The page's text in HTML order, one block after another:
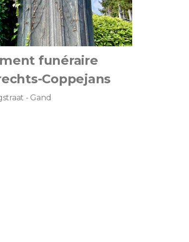
funéraire
Coppejans
- Gand